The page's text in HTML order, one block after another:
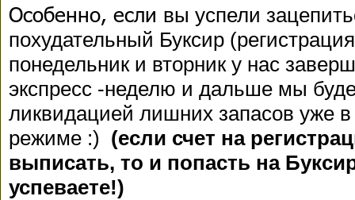
Особенно, если вы успели
похудательный Буксир
понедельник и вторник у нас
экспресс -неделю и дальше мы
ликвидацией лишних запасов уже
режиме :) (если счет на
выписать, то и попасть на
успеваете!)